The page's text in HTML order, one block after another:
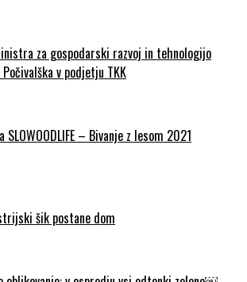
za gospodarski razvoj in tehnologijo
v podjetju TKK
SLOWOODLIFE – Bivanje z lesom 2021
šik postane dom